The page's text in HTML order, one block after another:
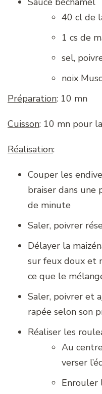
40 cl de
1 cs de
sel,
noix
Préparation: 10 mn
Cuisson: 10 mn pour
Réalisation:
Couper les
braiser dans une
de minute
Saler, poivrer
Délayer la
sur feux doux et
ce que le
Saler, poivrer et
rapée selon son
Réaliser les
Au
verser
Enrouler